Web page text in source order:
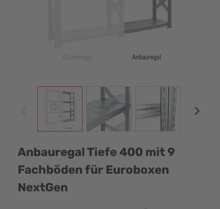
View larger imageView larger imageView larger image
Anbauregal Tiefe 400 mit 9
Fachböden für Euroboxen
NextGen